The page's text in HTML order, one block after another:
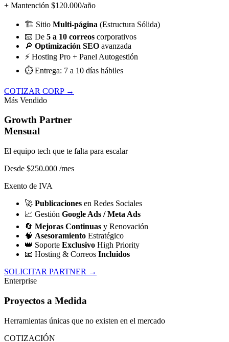
+ Mantención $120.000/año
🏗️ Sitio Multi-página (Estructura Sólida)
📧 De 5 a 10 correos corporativos
🔎 Optimización SEO avanzada
⚡ Hosting Pro + Panel Autogestión
⏱️ Entrega: 7 a 10 días hábiles
COTIZAR CORP →
Más Vendido
Growth Partner
Mensual
El equipo tech que te falta para escalar
Desde $250.000 /mes
Exento de IVA
🚀 Publicaciones en Redes Sociales
📈 Gestión Google Ads / Meta Ads
🔄 Mejoras Continuas y Renovación
🧠 Asesoramiento Estratégico
👑 Soporte Exclusivo High Priority
📧 Hosting & Correos Incluidos
SOLICITAR PARTNER →
Enterprise
Proyectos a Medida
Herramientas únicas que no existen en el mercado
COTIZACIÓN